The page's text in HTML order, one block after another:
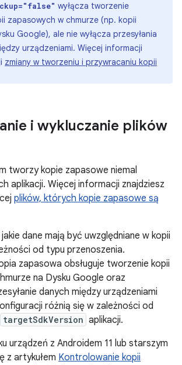
wyłącza tworzenie
zapasowych w chmurze (np. kopii
Google), ale nie wyłącza przesyłania
urządzeniami. Więcej informacji
zmiany w tworzeniu i przywracaniu kopii
i wykluczanie plików
tworzy kopie zapasowe niemal
aplikacji. Więcej informacji znajdziesz
plików, których kopie zapasowe są
dane mają być uwzględniane w kopii
od typu przenoszenia.
zapasowa obsługuje tworzenie kopii
na Dysku Google oraz
danych między urządzeniami
różnią się w zależności od
targetSdkVersion aplikacji.
urządzeń z Androidem 11 lub starszym
z artykułem Kontrolowanie kopii